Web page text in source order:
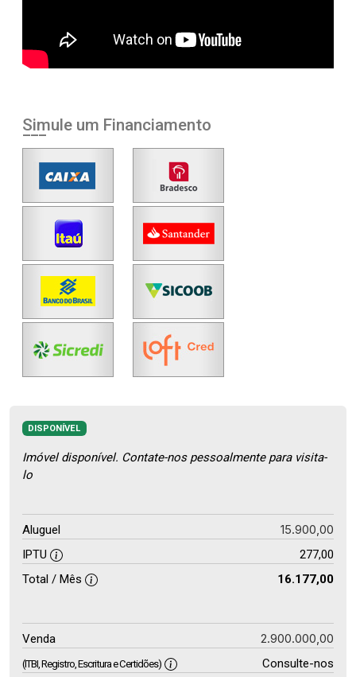
Simule um Financiamento
DISPONÍVEL
Imóvel disponível. Contate-nos pessoalmente para visita-
lo
Aluguel 15.900,00
IPTU
277,00
Total / Mês
16.177,00
Venda 2.900.000,00
(ITBI, Registro, Escritura e Certidões)
Consulte-nos